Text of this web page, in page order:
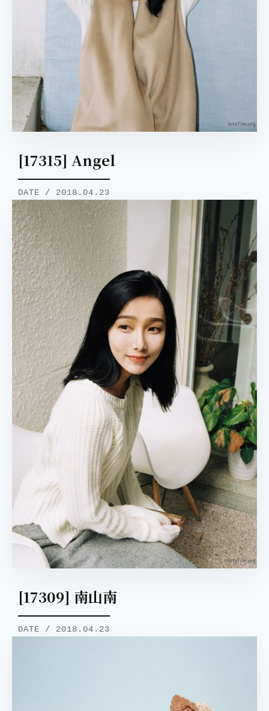
[17315] Angel
DATE / 2018.04.23
[17309] 南山南
DATE / 2018.04.23
取消 搜索